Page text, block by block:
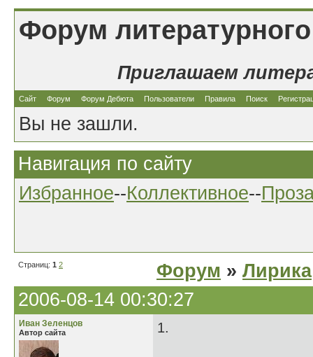
Форум
Приглашаем
Сайт Форум Форум Дебюта Пользователи Правила Поиск
Вы не зашли.
Навигация по сайту
Избранное--Коллективное--
Страниц: 1 2 Форум » Лирика
2006-08-14 00:30:27
Иван Зеленцов
Автор сайта 1.